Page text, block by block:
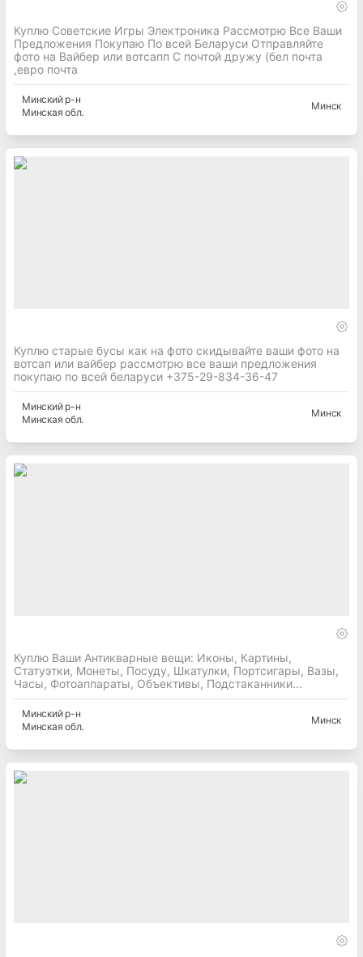
Куплю Советские Игры Электроника Рассмотрю Все Ваши
Предложения Покупаю По всей Беларуси Отправляйте
фото на Вайбер или вотсапп С почтой дружу (бел почта
,евро почта
Минскийр-н
Минская обл.
Минск
Куплю старые бусы как на фото скидывайте ваши фото на
вотсап или вайбер рассмотрю все ваши предложения
покупаю по всей беларуси +375-29-834-36-47
Минскийр-н
Минская обл.
Минск
Куплю Ваши Антикварные вещи: Иконы, Картины,
Статуэтки, Монеты, Посуду, Шкатулки, Портсигары, Вазы,
Часы, Фотоаппараты, Объективы, Подстаканники...
Минскийр-н
Минская обл.
Минск